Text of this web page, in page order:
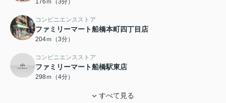
コンビニエンスストア
ファミリーマート船橋本町四丁目店
204ｍ（3分）
コンビニエンスストア
ファミリーマート船橋駅東店
298ｍ（4分）
すべて見る